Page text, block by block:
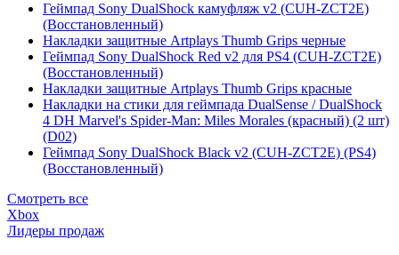
Геймпад Sony DualShock камуфляж v2 (CUH-ZCT2E)
(Восстановленный)
Накладки защитные Artplays Thumb Grips черные
Геймпад Sony DualShock Red v2 для PS4 (CUH-ZCT2E)
(Восстановленный)
Накладки защитные Artplays Thumb Grips красные
Накладки на стики для геймпада DualSense / DualShock
4 DH Marvel's Spider-Man: Miles Morales (красный) (2 шт)
(D02)
Геймпад Sony DualShock Black v2 (CUH-ZCT2E) (PS4)
(Восстановленный)
Смотреть все
Xbox
Лидеры продаж